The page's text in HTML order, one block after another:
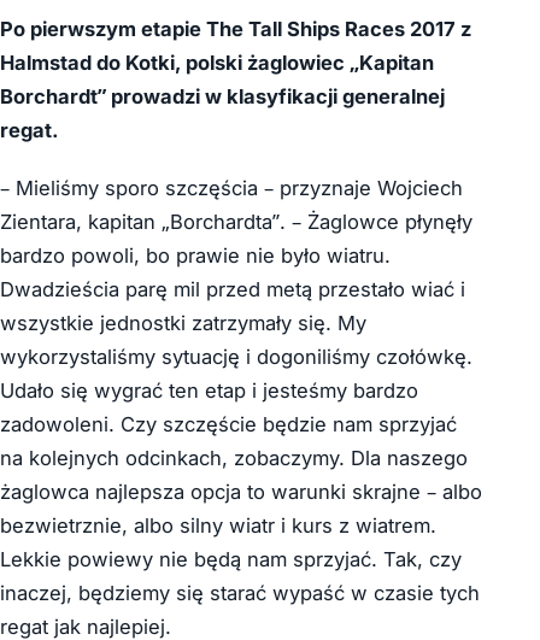
Po pierwszym etapie The Tall Ships Races 2017 z
Halmstad do Kotki, polski żaglowiec „Kapitan
Borchardt” prowadzi w klasyfikacji generalnej
regat.
– Mieliśmy sporo szczęścia – przyznaje Wojciech
Zientara, kapitan „Borchardta”. – Żaglowce płynęły
bardzo powoli, bo prawie nie było wiatru.
Dwadzieścia parę mil przed metą przestało wiać i
wszystkie jednostki zatrzymały się. My
wykorzystaliśmy sytuację i dogoniliśmy czołówkę.
Udało się wygrać ten etap i jesteśmy bardzo
zadowoleni. Czy szczęście będzie nam sprzyjać
na kolejnych odcinkach, zobaczymy. Dla naszego
żaglowca najlepsza opcja to warunki skrajne – albo
bezwietrznie, albo silny wiatr i kurs z wiatrem.
Lekkie powiewy nie będą nam sprzyjać. Tak, czy
inaczej, będziemy się starać wypaść w czasie tych
regat jak najlepiej.